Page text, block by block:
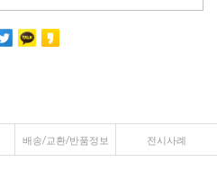
배송/교환/반품정보 전시사례